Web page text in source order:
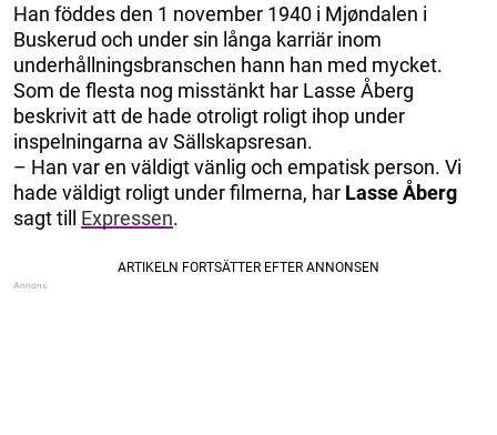
Han föddes den 1 november 1940 i Mjøndalen i
Buskerud och under sin långa karriär inom
underhållningsbranschen hann han med mycket.
Som de flesta nog misstänkt har Lasse Åberg
beskrivit att de hade otroligt roligt ihop under
inspelningarna av Sällskapsresan.
– Han var en väldigt vänlig och empatisk person. Vi
hade väldigt roligt under filmerna, har Lasse Åberg
sagt till Expressen.